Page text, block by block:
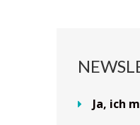
Ja, ich